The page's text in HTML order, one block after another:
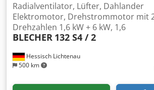
Hessisch Lichtenau
500 km
Radialventilator, Lüfter, Dahlander
Elektromotor, Drehstrommotor mit
Drehzahlen 1,6 kW + 6 kW, 1,6
BLECHER 132 S4 / 2